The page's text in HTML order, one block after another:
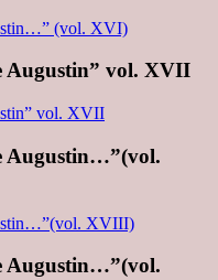
Augustin” vol. XVII
Augustin…”(vol.
Augustin…”(vol.